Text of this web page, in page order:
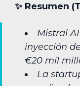
✨︎ Resumen
Mistral
inyección
€20 mil
La